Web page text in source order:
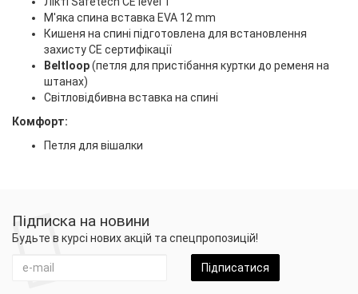
М'яка спина вставка EVA 12 mm
Кишеня на спині підготовлена для встановлення
захисту CE сертифікації
Beltloop(петля для пристібання куртки до ременя на
штанах)
Світловідбивна вставка на спині
Комфорт:
Петля для вішалки
Підписка на новини
Будьте в курсі нових акцій та спецпропозицій!
Підписатися